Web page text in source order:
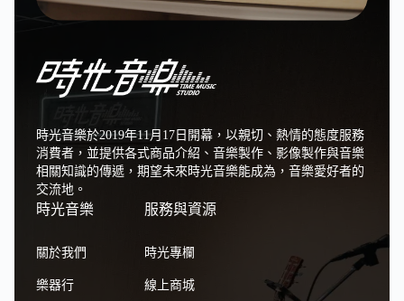
時光音樂於2019年11月17日開幕，以親切、熱情的態度服務
消費者，並提供各式商品介紹、音樂製作、影像製作與音樂
相關知識的傳遞，期望未來時光音樂能成為，音樂愛好者的
交流地。
時光音樂
關於我們
樂器行
服務與資源
時光專欄
線上商城